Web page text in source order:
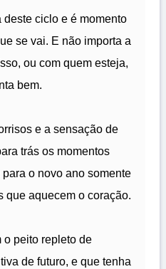
ciclo e é momento
se vai. E não importa a
ou com quem esteja,
bem.
e a sensação de
trás os momentos
o novo ano somente
que aquecem o coração.
o peito repleto de
de futuro, e que tenha